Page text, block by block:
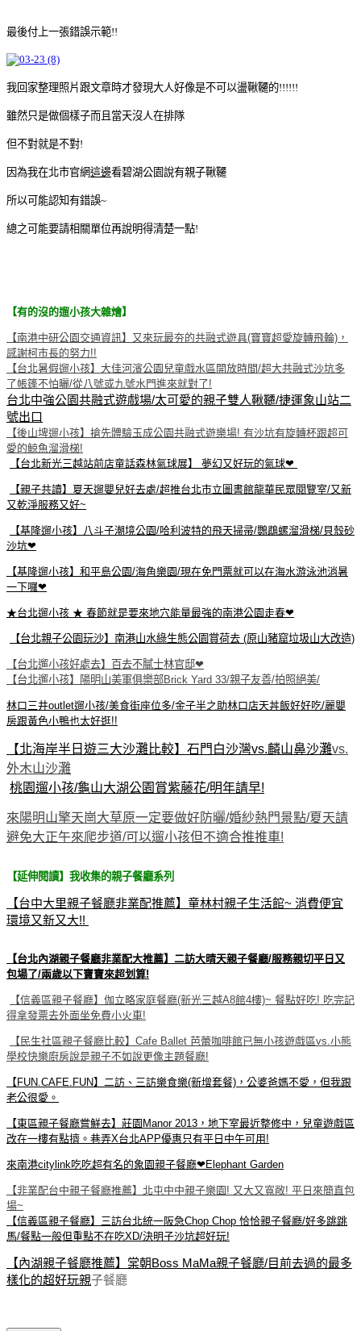
最後付上一張錯誤示範!!
我回家整理照片跟文章時才發現大人好像是不可以盪鞦韆的!!!!!!
雖然只是做個樣子而且當天沒人在排隊
但不對就是不對!
因為我在北市官網這邊看碧湖公園說有親子鞦韆
所以可能認知有錯誤~
總之可能要請相關單位再說明得清楚一點!
【有的沒的遛小孩大雜燴】
【南港中研公園交通資訊】又來玩最夯的共融式遊具(寶寶超愛旋轉飛輪)，
感謝柯市長的努力!!
【台北暑假遛小孩】大佳河濱公園兒童戲水區開放時間/超大共融式沙坑多
了帳篷不怕曬/從八號或九號水門進來就對了!
台北中強公園共融式遊戲場/太可愛的親子雙人鞦韆/捷運象山站二
號出口
【後山埤遛小孩】搶先體驗玉成公園共融式遊樂場! 有沙坑有旋轉杯跟超可
愛的鯨魚溜滑梯!
【台北新光三越站前店童話森林氣球展】 夢幻又好玩的氣球❤
【親子共讀】夏天遛嬰兒好去處/超推台北市立圖書館龍華民眾閱覽室/又新
又乾淨服務又好~
【基隆遛小孩】八斗子潮境公園/哈利波特的飛天掃帚/鸚鵡螺溜滑梯/貝殼砂
沙坑❤
【基隆遛小孩】和平島公園/海角樂園/現在免門票就可以在海水游泳池消暑
一下囉❤
★台北遛小孩 ★ 春節就是要來地穴能量最強的南港公園走春❤
【台北親子公園玩沙】南港山水綠生態公園賞荷去 (原山豬窟垃圾山大改造)
【台北遛小孩好處去】百去不膩士林官邸❤
【台北遛小孩】陽明山美軍俱樂部Brick Yard 33/親子友善/拍照絕美/
林口三井outlet遛小孩/美食街座位多/金子半之助林口店天丼飯好好吃/麗嬰
房跟黃色小鴨也太好逛!!
【北海岸半日遊三大沙灘比較】石門白沙灣vs.麟山鼻沙灘vs.
外木山沙灘
桃園遛小孩/龜山大湖公園賞紫藤花/明年請早!
來陽明山擎天崗大草原一定要做好防曬/婚紗熱門景點/夏天請
避免大正午來爬步道/可以遛小孩但不適合推推車!
【延伸閱讀】我收集的親子餐廳系列
【台中大里親子餐廳非業配推薦】童林村親子生活館~ 消費便宜
環境又新又大!!
【台北內湖親子餐廳非業配大推薦】二訪大晴天親子餐廳/服務親切平日又
包場了/兩歲以下寶寶來超划算!
【信義區親子餐廳】伽立略家庭餐廳(新光三越A8館4樓)~ 餐點好吃! 吃完記
得拿發票去外面坐免費小火車!
【民生社區親子餐廳比較】Cafe Ballet 芭蕾咖啡館已無小孩遊戲區vs.小熊
學校快樂廚房說是親子不如說更像主題餐廳!
【FUN.CAFE.FUN】二訪、三訪樂食樂(新增套餐)，公婆爸媽不愛，但我跟
老公很愛。
【東區親子餐廳嘗鮮去】莊園Manor 2013，地下室最近整修中，兒童遊戲區
改在一樓有點擠。巷弄X台北APP優惠只有平日中午可用!
來南港citylink吃吃超有名的象園親子餐廳❤Elephant Garden
【非業配台中親子餐廳推薦】北屯中中親子樂園! 又大又寬敞! 平日來簡直包
場~
【信義區親子餐廳】三訪台北統一阪急Chop Chop 恰恰親子餐廳/好多跳跳
馬/餐點一般但重點不在吃XD/決明子沙坑超好玩!
【內湖親子餐廳推薦】棠朝Boss MaMa親子餐廳/目前去過的最多
樣化的超好玩親子餐廳